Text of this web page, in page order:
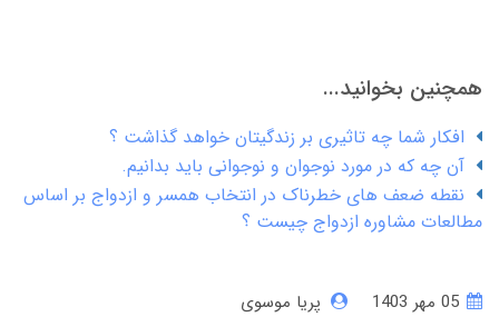
همچنین بخوانید...
افکار شما چه تاثیری بر زندگیتان خواهد گذاشت ؟
آن چه که در مورد نوجوان و نوجوانی باید بدانیم.
نقطه ضعف های خطرناک در انتخاب همسر و ازدواج بر اساس
مطالعات مشاوره ازدواج چیست ؟
پریا موسوی